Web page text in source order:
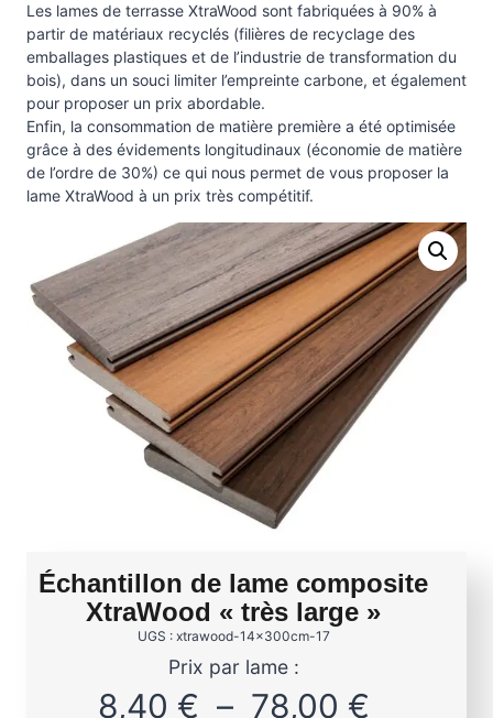
Les lames de terrasse XtraWood sont fabriquées à 90% à
partir de matériaux recyclés (filières de recyclage des
emballages plastiques et de l’industrie de transformation du
bois), dans un souci limiter l’empreinte carbone, et également
pour proposer un prix abordable.
Enfin, la consommation de matière première a été optimisée
grâce à des évidements longitudinaux (économie de matière
de l’ordre de 30%) ce qui nous permet de vous proposer la
lame XtraWood à un prix très compétitif.
Échantillon de lame composite
XtraWood « très large »
UGS : xtrawood-14x300cm-17
Prix par lame :
8,40 € – 78,00 €